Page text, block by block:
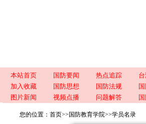
本站首页 国防要闻 热点追踪
加入收藏
国防思想 国防法规
图片新闻
视频点播 问题解答
您的位置： 首页>> 国防教育学院>>学员名录